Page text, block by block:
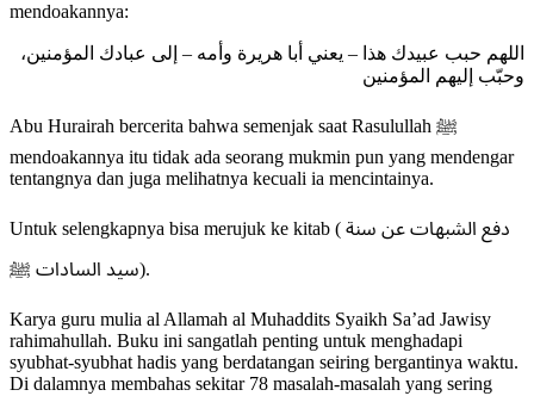
mendoakannya:
اللهم حبب عبيدك هذا – يعني أبا هريرة وأمه – إلى عبادك المؤمنين،
وحبّب إليهم المؤمنين
Abu Hurairah bercerita bahwa semenjak saat Rasulullah ﷺ
mendoakannya itu tidak ada seorang mukmin pun yang mendengar
tentangnya dan juga melihatnya kecuali ia mencintainya.
Untuk selengkapnya bisa merujuk ke kitab ( دفع الشبهات عن سنة
سيد السادات ﷺ).
Karya guru mulia al Allamah al Muhaddits Syaikh Sa’ad Jawisy
rahimahullah. Buku ini sangatlah penting untuk menghadapi
syubhat-syubhat hadis yang berdatangan seiring bergantinya waktu.
Di dalamnya membahas sekitar 78 masalah-masalah yang sering